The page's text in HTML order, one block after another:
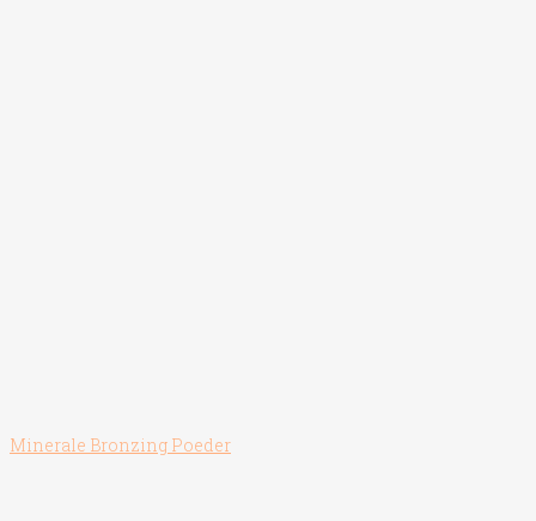
Minerale Bronzing Poeder